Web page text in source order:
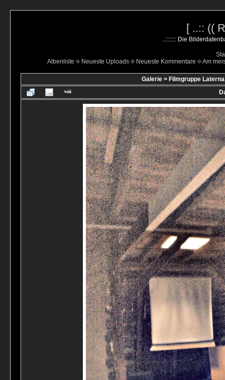
[ ..:: ((
..::::::: Die
Albenliste
Neueste Uploads Neueste Kommentare Am
Galerie> Filmgruppe